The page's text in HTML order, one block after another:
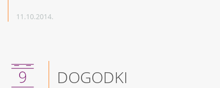
11.10.2014.
DOGODKI